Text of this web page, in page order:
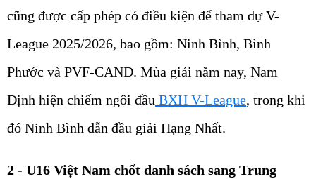
cũng được cấp phép có điều kiện để tham dự V-
League 2025/2026, bao gồm: Ninh Bình, Bình
Phước và PVF-CAND. Mùa giải năm nay, Nam
Định hiện chiếm ngôi đầu BXH V-League, trong khi
đó Ninh Bình dẫn đầu giải Hạng Nhất.
2 - U16 Việt Nam chốt danh sách sang Trung